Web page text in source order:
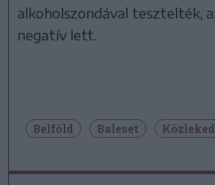
alkoholszondával tesztelték,
negatív lett.
Belföld Baleset